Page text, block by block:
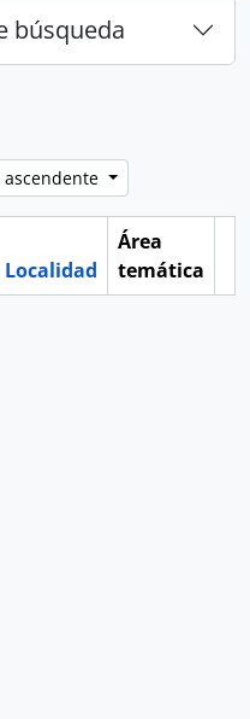
búsqueda
Localidad
Área
temática